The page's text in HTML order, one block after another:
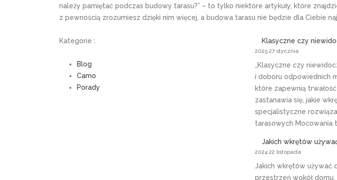
należy pamiętać podczas budowy tarasu?” – to tylko niektóre artykuły, które
z pewnością zrozumiesz dzięki nim więcej, a budowa tarasu nie będzie dla Ciebie
Kategorie :
Blog
Camo
Porady
Klasyczne czy
2025 27 stycznia
„Klasyczne czy
i doboru odpowiednich
które zapewnią
zastanawia się, jakie
specjalistyczne
tarasowych Mocowania
Jakich wkrętów
2024 22 listopada
Jakich wkrętów używać
przestrzeń wokół